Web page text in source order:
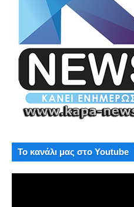
Το κανάλι μας στο Youtube